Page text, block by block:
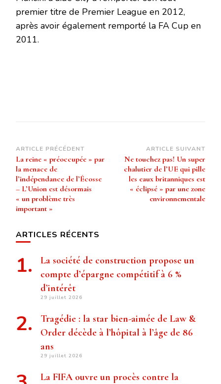
premier titre de Premier League en 2012,
après avoir également remporté la FA Cup en
2011.
Navigation
d’article
ARTICLE PRÉCÉDENT
La reine « préoccupée » par
la menace de
l’indépendance de l’Écosse
– L’Union est désormais
« un problème très
important »
ARTICLE SUIVANT
Ne touchez pas! Un super
chalutier de l’UE qui pille
les eaux britanniques est
« éclipsé » par une zone
environnementale
ARTICLES RÉCENTS
La société de construction propose un
compte d’épargne compétitif à 6 %
d’intérêt
29 juillet 2026
Tragédie : la star bien-aimée de Law &
Order décède à l’hôpital à l’âge de 86
ans
29 juillet 2026
La FIFA ouvre un procès contre la